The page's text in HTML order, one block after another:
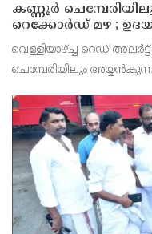
കണ്ണൂർ
റെക്കോർഡ് മഴ ;
ഉരുൾപൊട്ടൽ; 13
വെള്ളിയാഴ്ച്ച റെഡ് അലർട്ട്
ചെമ്പേരിയിലും
മില്ലിമീറ്റർ മഴ ആ സമയം